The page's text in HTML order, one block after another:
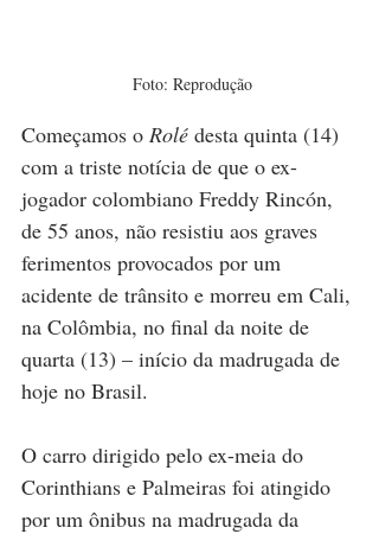
Foto: Reprodução
Começamos o Rolé desta quinta (14)
com a triste notícia de que o ex-
jogador colombiano Freddy Rincón,
de 55 anos, não resistiu aos graves
ferimentos provocados por um
acidente de trânsito e morreu em Cali,
na Colômbia, no final da noite de
quarta (13) – início da madrugada de
hoje no Brasil.
O carro dirigido pelo ex-meia do
Corinthians e Palmeiras foi atingido
por um ônibus na madrugada da